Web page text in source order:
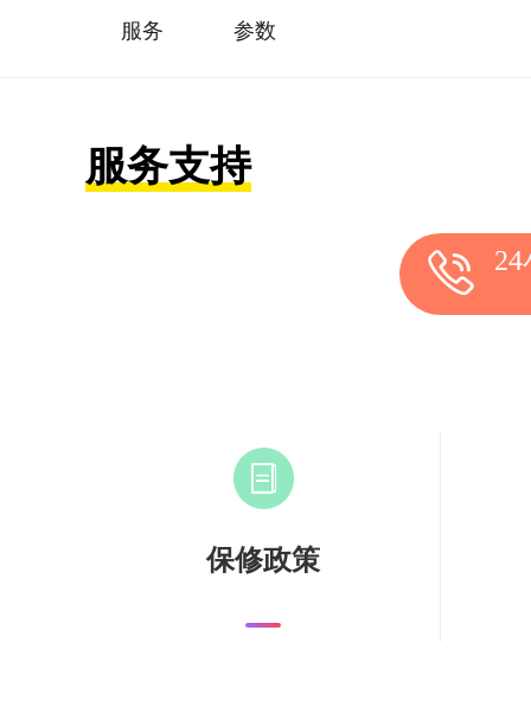
服务 参数
服务支持
保修政策